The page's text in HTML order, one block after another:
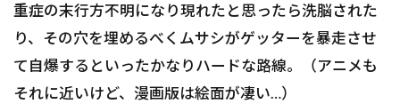
重症の末行方不明になり現れたと思ったら洗脳された
り、その穴を埋めるべくムサシがゲッターを暴走させ
て自爆するといったかなりハードな路線。（アニメも
それに近いけど、漫画版は絵面が凄い…）